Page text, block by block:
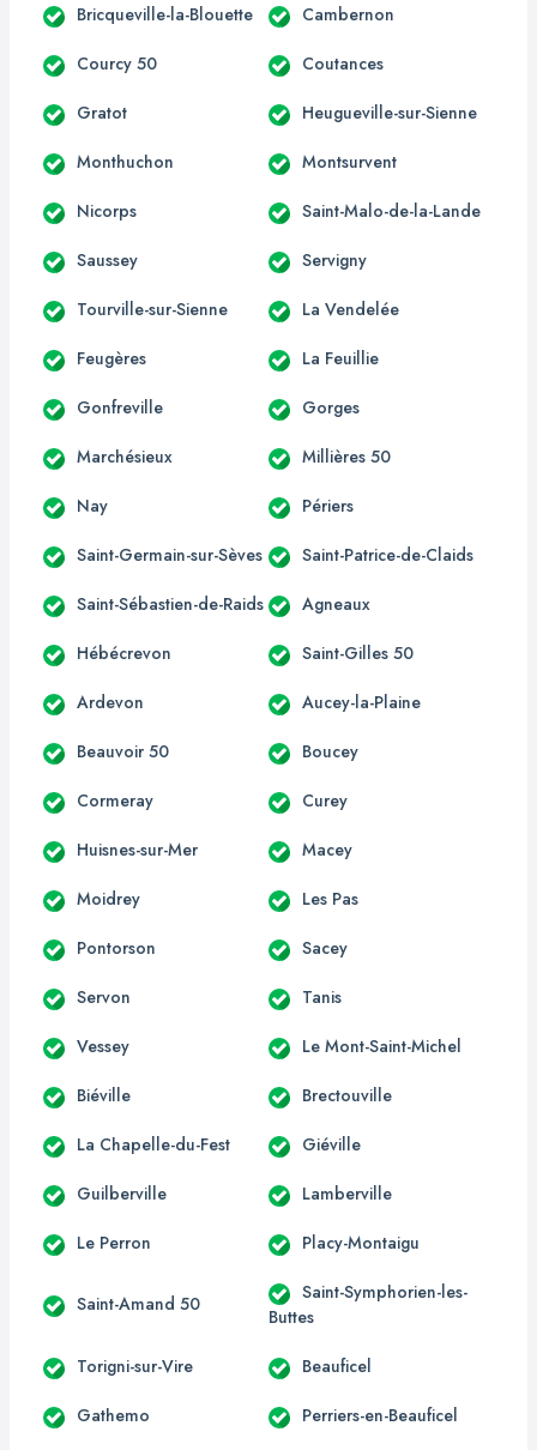
Bricqueville-la-Blouette Cambernon
Courcy 50 Coutances
Gratot Heugueville-sur-Sienne
Monthuchon Montsurvent
Nicorps Saint-Malo-de-la-Lande
Saussey Servigny
Tourville-sur-Sienne La Vendelée
Feugères La Feuillie
Gonfreville Gorges
Marchésieux Millières 50
Nay Périers
Saint-Germain-sur-Sèves Saint-Patrice-de-Claids
Saint-Sébastien-de-Raids Agneaux
Hébécrevon Saint-Gilles 50
Ardevon Aucey-la-Plaine
Beauvoir 50 Boucey
Cormeray Curey
Huisnes-sur-Mer Macey
Moidrey Les Pas
Pontorson Sacey
Servon Tanis
Vessey Le Mont-Saint-Michel
Biéville Brectouville
La Chapelle-du-Fest Giéville
Guilberville Lamberville
Le Perron Placy-Montaigu
Saint-Amand 50
Saint-Symphorien-les-
Buttes
Torigni-sur-Vire Beauficel
Gathemo Perriers-en-Beauficel